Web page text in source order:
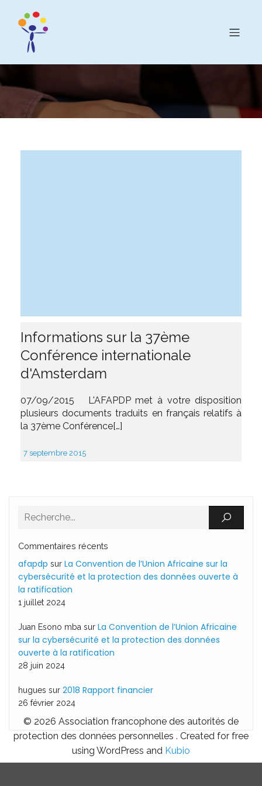
Informations sur la 37ème
Conférence internationale
d'Amsterdam
07/09/2015 L'AFAPDP met à votre disposition
plusieurs documents traduits en français relatifs à
la 37ème Conférence[…]
7 septembre 2015
Commentaires récents
afapdp sur La Convention de l’Union Africaine sur la
cybersécurité et la protection des données ouverte à
la ratification
1 juillet 2024
Juan Esono mba sur La Convention de l’Union Africaine
sur la cybersécurité et la protection des données
ouverte à la ratification
28 juin 2024
hugues sur 2018 Rapport financier
26 février 2024
© 2026 Association francophone des autorités de
protection des données personnelles . Created for free
using WordPress and Kubio